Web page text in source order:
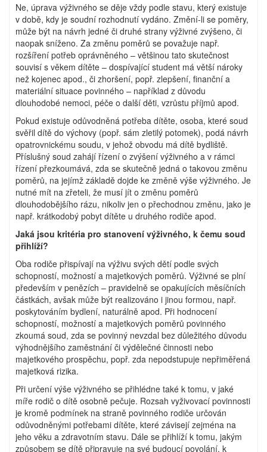
Ne, úprava výživného se děje vždy podle stavu, který existuje
v době, kdy je soudní rozhodnutí vydáno. Změní-li se poměry,
může být na návrh jedné či druhé strany výživné zvýšeno, či
naopak sníženo. Za změnu poměrů se považuje např.
rozšíření potřeb oprávněného – většinou tato skutečnost
souvisí s věkem dítěte – dospívající student má větší nároky
než kojenec apod., či zhoršení, popř. zlepšení, finanční a
materiální situace povinného – například z důvodu
dlouhodobé nemoci, péče o další děti, vzrůstu příjmů apod.
Pokud existuje odůvodněná potřeba dítěte, osoba, které soud
svěřil dítě do výchovy (popř. sám zletilý potomek), podá návrh
opatrovnickému soudu, v jehož obvodu má dítě bydliště.
Příslušný soud zahájí řízení o zvýšení výživného a v rámci
řízení přezkoumává, zda se skutečně jedná o takovou změnu
poměrů, na jejímž základě dojde ke změně výše výživného. Je
nutné mít na zřeteli, že musí jít o změnu poměrů
dlouhodobějšího rázu, nikoliv jen o přechodnou změnu, jako je
např. krátkodobý pobyt dítěte u druhého rodiče apod.
Jaká jsou kritéria pro stanovení výživného, k čemu soud
přihlíží?
Oba rodiče přispívají na výživu svých dětí podle svých
schopností, možností a majetkových poměrů. Výživné se plní
především v penězích – pravidelně se opakujících měsíčních
částkách, avšak může být realizováno i jinou formou, např.
poskytováním bydlení, naturálně apod. Při hodnocení
schopností, možností a majetkových poměrů povinného
zkoumá soud, zda se povinný nevzdal bez důležitého důvodu
výhodnějšího zaměstnání či výdělečné činnosti nebo
majetkového prospěchu, popř. zda nepodstupuje nepřiměřená
majetková rizika.
Při určení výše výživného se přihlédne také k tomu, v jaké
míře rodič o dítě osobně pečuje. Rozsah vyživovací povinnosti
je kromě podmínek na straně povinného rodiče určován
odůvodněnými potřebami dítěte, které závisejí zejména na
jeho věku a zdravotním stavu. Dále se přihlíží k tomu, jakým
způsobem se dítě připravuje na své budoucí povolání, k